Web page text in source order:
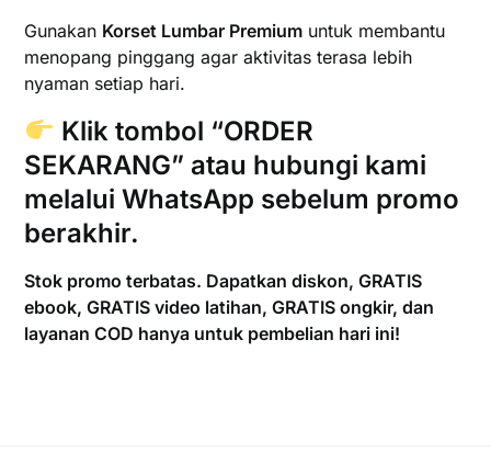
Gunakan Korset Lumbar Premium untuk membantu
menopang pinggang agar aktivitas terasa lebih
nyaman setiap hari.
Klik tombol “ORDER
SEKARANG” atau hubungi kami
melaluiWhatsApp sebelum promo
berakhir.
Stok promo terbatas. Dapatkan diskon, GRATIS
ebook, GRATIS video latihan, GRATIS ongkir, dan
layanan COD hanya untuk pembelian hari ini!